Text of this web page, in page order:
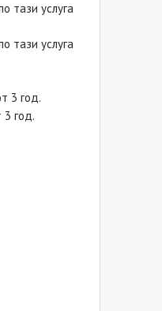
тази услуга
тази услуга
3 год.
3 год.